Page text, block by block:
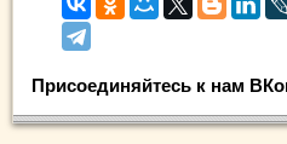
Присоединяйтесь к нам